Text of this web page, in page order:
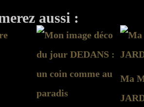
aussi :
Ma